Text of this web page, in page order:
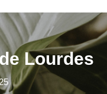
Lourdes